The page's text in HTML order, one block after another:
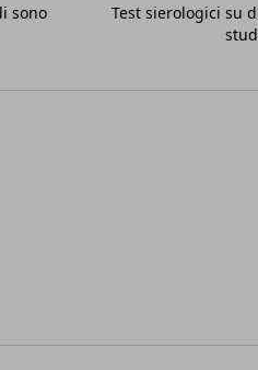
sono
Test sierologici su